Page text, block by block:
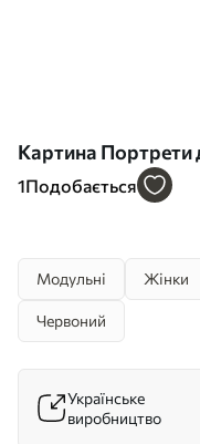
Картина Портрети
бежевому
1Подобається
Модульні Жінки
Червоний
Українське
виробництво